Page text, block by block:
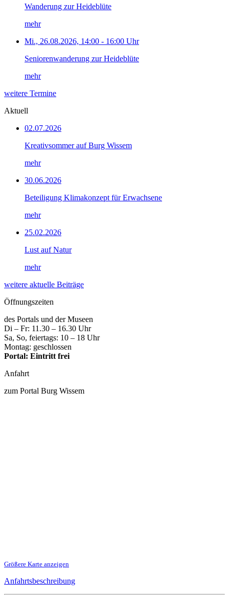
Wanderung zur Heideblüte
mehr
Mi., 26.08.2026, 14:00 - 16:00 Uhr
Seniorenwanderung zur Heideblüte
mehr
weitere Termine
Aktuell
02.07.2026
Kreativsommer auf Burg Wissem
mehr
30.06.2026
Beteiligung Klimakonzept für Erwachsene
mehr
25.02.2026
Lust auf Natur
mehr
weitere aktuelle Beiträge
Öffnungszeiten
des Portals und der Museen
Di – Fr: 11.30 – 16.30 Uhr
Sa, So, feiertags: 10 – 18 Uhr
Montag: geschlossen
Portal: Eintritt frei
Anfahrt
zum Portal Burg Wissem
Größere Karte anzeigen
Anfahrtsbeschreibung